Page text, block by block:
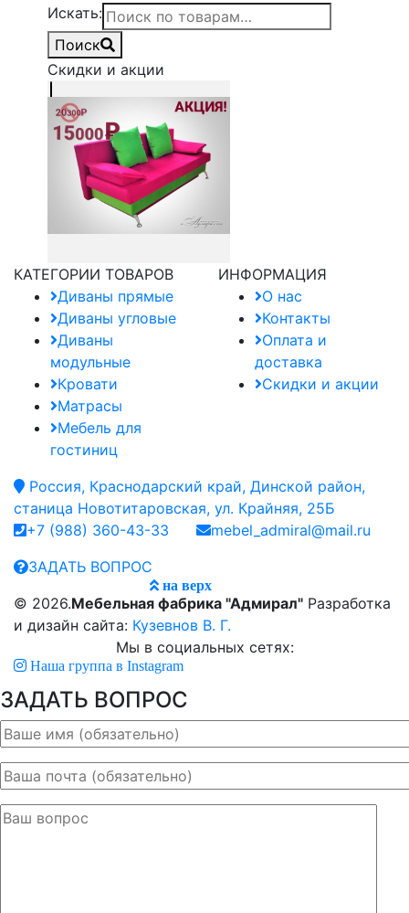
Искать:
Поиск
Скидки и акции
КАТЕГОРИИ ТОВАРОВ
Диваны прямые
Диваны угловые
Диваны
модульные
Кровати
Матрасы
Мебель для
гостиниц
ИНФОРМАЦИЯ
О нас
Контакты
Оплата и
доставка
Скидки и акции
Россия, Краснодарский край, Динской район,
станица Новотитаровская, ул. Крайняя, 25Б
+7 (988) 360-43-33
mebel_admiral@mail.ru
ЗАДАТЬ ВОПРОС
на верх
© 2026.Мебельная фабрика "Адмирал" Разработка
и дизайн сайта: Кузевнов В. Г.
Мы в социальных сетях:
Наша группа в Instagram
ЗАДАТЬ ВОПРОС